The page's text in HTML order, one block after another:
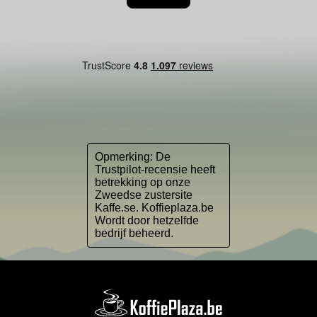
Opmerking: De
Trustpilot-recensie heeft
betrekking op onze
Zweedse zustersite
Kaffe.se. Koffieplaza.be
Wordt door hetzelfde
bedrijf beheerd.